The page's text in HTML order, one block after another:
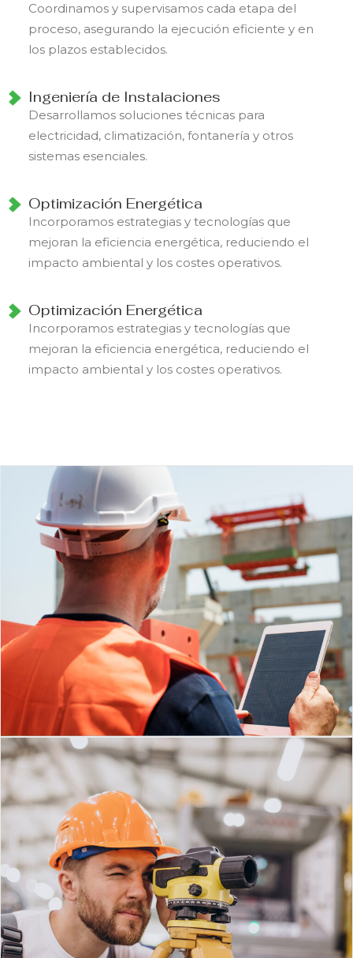
Coordinamos y supervisamos cada etapa del
proceso, asegurando la ejecución eficiente y en
los plazos establecidos.
Ingeniería de Instalaciones
Desarrollamos soluciones técnicas para
electricidad, climatización, fontanería y otros
sistemas esenciales.
Optimización Energética
Incorporamos estrategias y tecnologías que
mejoran la eficiencia energética, reduciendo el
impacto ambiental y los costes operativos.
Optimización Energética
Incorporamos estrategias y tecnologías que
mejoran la eficiencia energética, reduciendo el
impacto ambiental y los costes operativos.